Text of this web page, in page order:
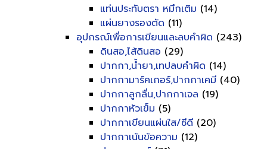
แท่นประทับตรา หมึกเติม (14)
แผ่นยางรองตัด (11)
อุปกรณ์เพื่อการเขียนและลบคำผิด (243)
ดินสอ,ไส้ดินสอ (29)
ปากกา,น้ำยา,เทปลบคำผิด (14)
ปากกามาร์คเกอร์,ปากกาเคมี (40)
ปากกาลูกลื่น,ปากกาเจล (19)
ปากกาหัวเข็ม (5)
ปากกาเขียนแผ่นใส/ซีดี (20)
ปากกาเน้นข้อความ (12)